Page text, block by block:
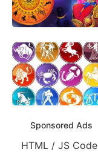
Sponsored Ads
HTML / JS Code